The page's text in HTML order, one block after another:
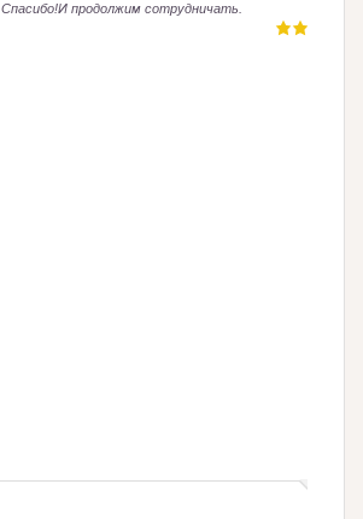
Спасибо!И продолжим сотрудничать.